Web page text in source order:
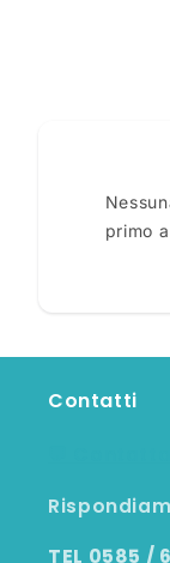
primo
Contatti
TEL 0585 /